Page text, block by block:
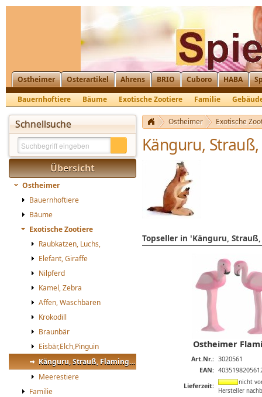
Ostheimer Osterartikel Ahrens BRIO Cuboro HABA
Bauernhoftiere
Bäume Exotische Zootiere Familie
Schnellsuche
Übersicht
Ostheimer
Bauernhoftiere
Bäume
Exotische Zootiere
Raubkatzen, Luchs,
Elefant, Giraffe
Nilpferd
Kamel, Zebra
Affen, Waschbären
Krokodill
Braunbär
Eisbär,Elch,Pinguin
Känguru, Strauß, Flamingo, Papagei
Meerestiere
Familie
Ostheimer Exotische
Känguru,
Topseller in 'Känguru,
Ostheimer
Art.Nr.: 3020561
EAN:
Lieferzeit:
nicht
Hersteller